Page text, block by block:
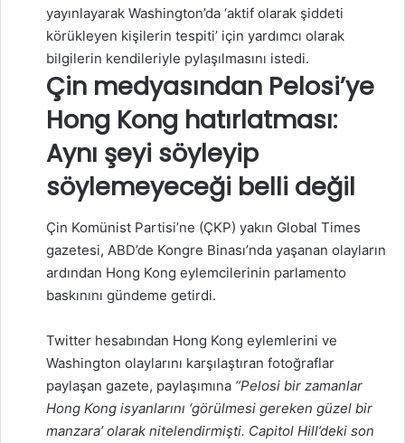
yayınlayarak Washington’da ‘aktif olarak şiddeti
körükleyen kişilerin tespiti’ için yardımcı olarak
bilgilerin kendileriyle pylaşılmasını istedi.
Çin medyasından Pelosi’ye
Hong Kong hatırlatması:
Aynı şeyi söyleyip
söylemeyeceği belli değil
Çin Komünist Partisi’ne (ÇKP) yakın Global Times
gazetesi, ABD’de Kongre Binası’nda yaşanan olayların
ardından Hong Kong eylemcilerinin parlamento
baskınını gündeme getirdi.
Twitter hesabından Hong Kong eylemlerini ve
Washington olaylarını karşılaştıran fotoğraflar
paylaşan gazete, paylaşımına “Pelosi bir zamanlar
Hong Kong isyanlarını ‘görülmesi gereken güzel bir
manzara’ olarak nitelendirmişti. Capitol Hill’deki son